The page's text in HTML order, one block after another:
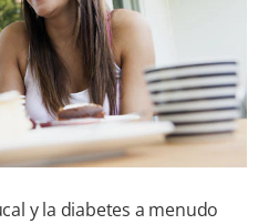
DO (ES)
SUSCRÍBASE
y la diabetes a menudo